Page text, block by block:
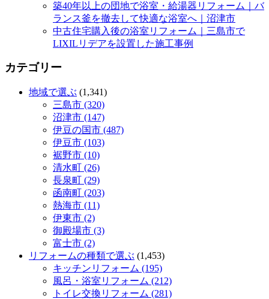
築40年以上の団地で浴室・給湯器リフォーム｜バ
ランス釜を撤去して快適な浴室へ｜沼津市
中古住宅購入後の浴室リフォーム｜三島市で
LIXILリデアを設置した施工事例
カテゴリー
地域で選ぶ (1,341)
三島市 (320)
沼津市 (147)
伊豆の国市 (487)
伊豆市 (103)
裾野市 (10)
清水町 (26)
長泉町 (29)
函南町 (203)
熱海市 (11)
伊東市 (2)
御殿場市 (3)
富士市 (2)
リフォームの種類で選ぶ (1,453)
キッチンリフォーム (195)
風呂・浴室リフォーム (212)
トイレ交換リフォーム (281)